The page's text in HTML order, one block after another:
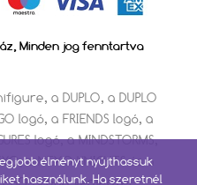
Minden jog fenntartva
a DUPLO, a DUPLO
logó, a FRIENDS logó, a
logó, a MINDSTORMS,
a NEXO KNIGHTS és a
élményt nyújthassuk
használunk. Ha szeretnél